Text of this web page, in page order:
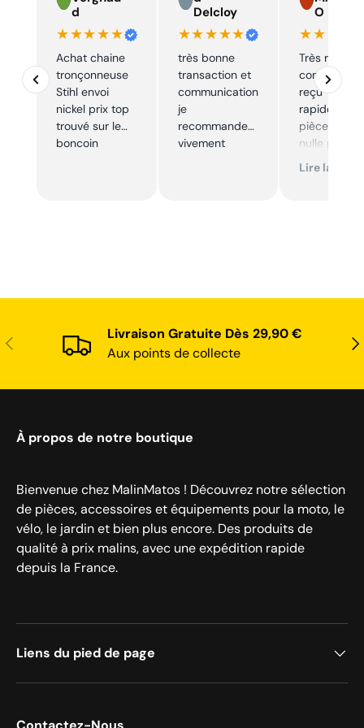
d
★★★★★
Achat chaine
tronçonneuse
Stihl envoi
nickel prix top
trouvé sur le
boncoin
Delcloy
★★★★★
très bonne
transaction et
communication
je
recommande
vivement
O
Très réactif,
commande
reçu
rapidement,
pièce
nulle part
ailleurs et
Lire la suite
Précédent
Livraison Gratuite Dès 29,90 €
Aux points de collecte
À propos de notre boutique
Bienvenue chez MalinMatos ! Découvrez notre sélection
de pièces, accessoires et équipements pour la moto, le
vélo, le jardin et bien plus encore. Des produits de
qualité à prix malins, avec une expédition rapide
depuis la France.
Liens du pied de page